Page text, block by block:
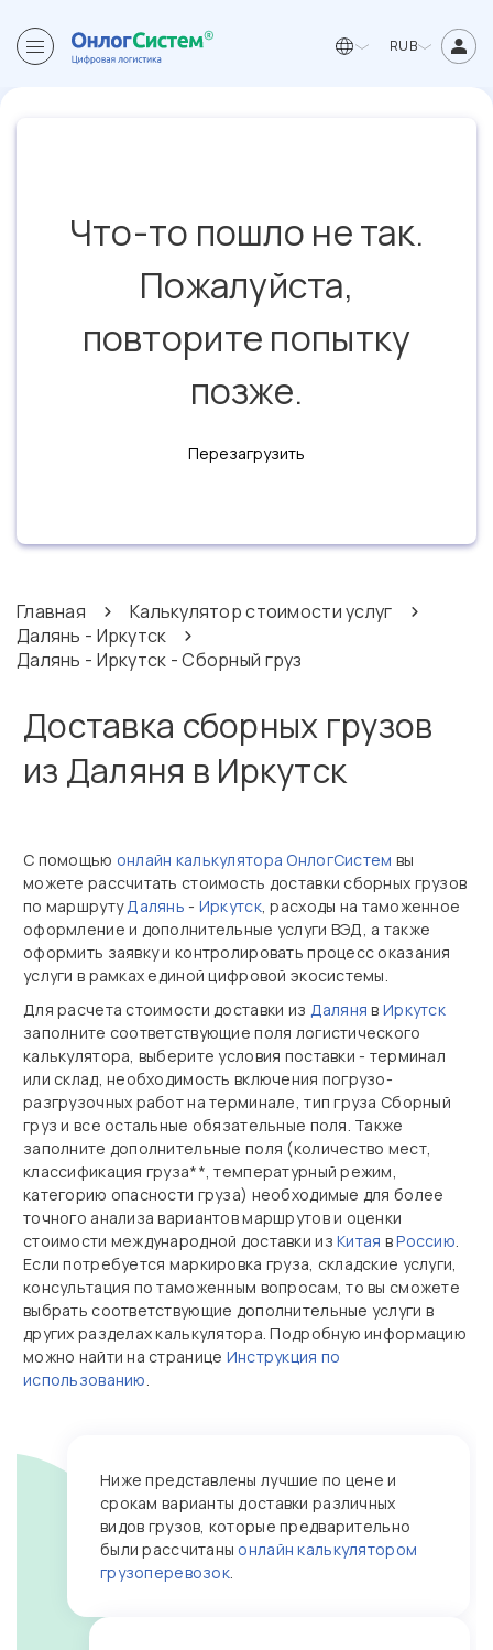
RUB
Что-то пошло не так.
Пожалуйста,
повторите попытку
позже.
Перезагрузить
Главная
Калькулятор стоимости услуг
Далянь - Иркутск
Далянь - Иркутск - Сборный груз
Доставка сборных грузов
из Даляня в Иркутск
С помощью онлайн калькулятора ОнлогСистем вы
можете рассчитать стоимость доставки сборных грузов
по маршрутуДалянь - Иркутск, расходы на таможенное
оформление и дополнительные услуги ВЭД, а также
оформить заявку и контролировать процесс оказания
услуги в рамках единой цифровой экосистемы.
Для расчета стоимости доставки из Даляня вИркутск
заполните соответствующие поля логистического
калькулятора, выберите условия поставки - терминал
или склад, необходимость включения погрузо-
разгрузочных работ на терминале, тип груза Сборный
груз и все остальные обязательные поля. Также
заполните дополнительные поля (количество мест,
классификация груза**, температурный режим,
категорию опасности груза) необходимые для более
точного анализа вариантов маршрутов и оценки
стоимости международной доставки изКитая вРоссию.
Если потребуется маркировка груза, складские услуги,
консультация по таможенным вопросам, то вы сможете
выбрать соответствующие дополнительные услуги в
других разделах калькулятора. Подробную информацию
можно найти на странице Инструкция по
использованию.
Ниже представлены лучшие по цене и
срокам варианты доставки различных
видов грузов, которые предварительно
были рассчитаны онлайн калькулятором
грузоперевозок.